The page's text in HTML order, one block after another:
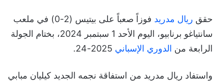
حقق ريال مدريد
فوزاً صعباً على بيتيس (2-0) في ملعب
سانتياغو برنابيو، اليوم الأحد 1 سبتمبر 2024، بختام الجولة
الرابعة من الدوري الإسباني
واستفاد ريال مدريد من استفاقة نجمه الجديد كيليان مبابي